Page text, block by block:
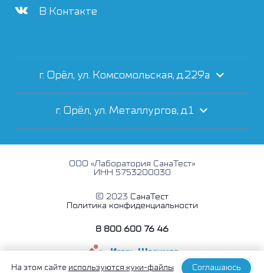
В Контакте
г. Орёл, ул. Комсомольская, д.229а
г. Орёл, ул. Металлургов, д.1
ООО «Лаборатория СанаТест»
ИНН 5753200030
© 2023 СанаТест
Политика конфиденциальности
8 800 600 76 46
На этом сайте используются куки-файлы Соглашаюсь